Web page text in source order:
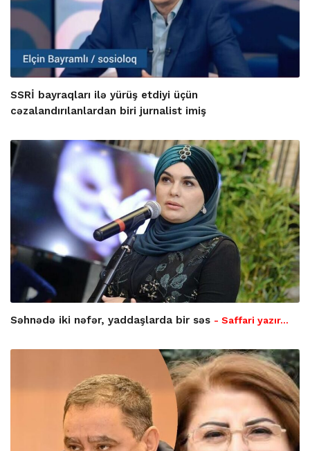
SSRİ bayraqları ilə yürüş etdiyi üçün
cəzalandırılanlardan biri jurnalist imiş
Səhnədə iki nəfər, yaddaşlarda bir səs - Saffari yazır…